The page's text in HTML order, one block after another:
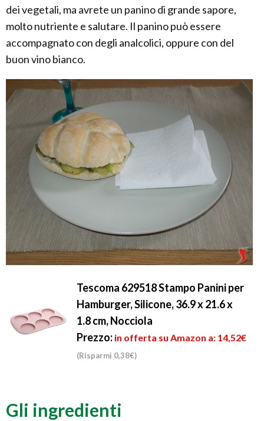
dei vegetali, ma avrete un panino di grande sapore,
molto nutriente e salutare. Il panino può essere
accompagnato con degli analcolici, oppure con del
buon vino bianco.
Tescoma 629518 Stampo Panini per
Hamburger, Silicone, 36.9 x 21.6 x
1.8 cm, Nocciola
Prezzo: in offerta su Amazon a: 14,52€
(Risparmi 0,38€)
Gli ingredienti